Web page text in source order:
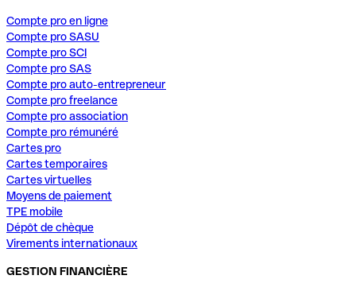
Compte pro en ligne
Compte pro SASU
Compte pro SCI
Compte pro SAS
Compte pro auto-entrepreneur
Compte pro freelance
Compte pro association
Compte pro rémunéré
Cartes pro
Cartes temporaires
Cartes virtuelles
Moyens de paiement
TPE mobile
Dépôt de chèque
Virements internationaux
GESTION FINANCIÈRE